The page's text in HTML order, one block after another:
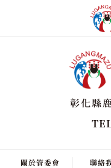
彰化縣
關於管委會 聯絡